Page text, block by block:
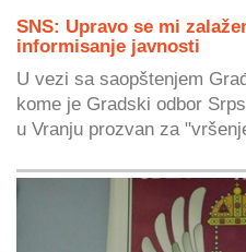
SNS: Upravo se mi
informisanje javnosti
U vezi sa saopštenjem
kome je Gradski odbor
u Vranju prozvan za